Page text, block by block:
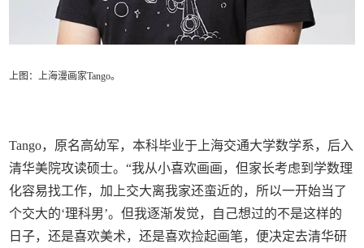
上图：上海漫画家Tango。
Tango，原名高幼军，本科毕业于上海交通大学数学系，后入
清华美院攻读硕士。“我从小喜欢画画，但家长考虑到学数理
化容易找工作，加上交大离我家还蛮近的，所以一开始当了
个交大的‘理科男’。但我逐渐发觉，自己想过的不是这样的
日子，还是喜欢美术，还是喜欢捡起画笔，便决定去清华研